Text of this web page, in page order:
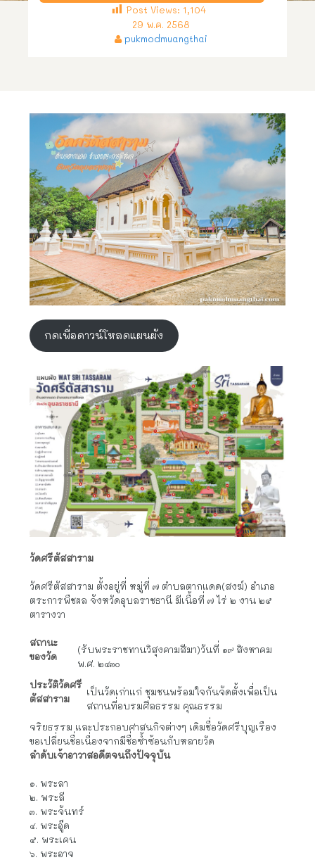
Post Views: 1,104
29 พ.ค. 2568
pukmodmuangthai
กดเพื่อดาวน์โหลดแผนผัง
วัดศรีตัสสาราม
วัดศรีตัสสาราม ตั้งอยู่ที่ หมู่ที่ ๗ ตำบลตากแดด(สงฆ์) อำเภอ
ตระการพืชผล จังหวัดอุบลราชธานี มีเนื้อที่ ๗ ไร่ ๒ งาน ๒๕
ตารางวา
สถานะ
ของวัด
(รับพระราชทานวิสุงคามสีมา)วันที่ ๑๙ สิงหาคม
พ.ศ. ๒๔๓๐
ประวัติวัดศรี
ตัสสาราม
เป็นวัดเก่าแก่ ชุมชนพร้อมใจกันจัดตั้งเพื่อเป็น
สถานที่อบรมศีลธรรม คุณธรรม
จริยธรรม และประกอบศาสนกิจต่างๆ เดิมชื่อวัดศรีบุญเรือง
ขอเปลี่ยนชื่อเนื่องจากมีชื่อซ้ำซ้อนกับหลายวัด
ลำดับเจ้าอาวาสอดีตจนถึงปัจจุบัน
๑. พระลา
๒. พระลี
๓. พระจันทร์
๔. พระอู๊ด
๕. พระเคน
๖. พระอาจ